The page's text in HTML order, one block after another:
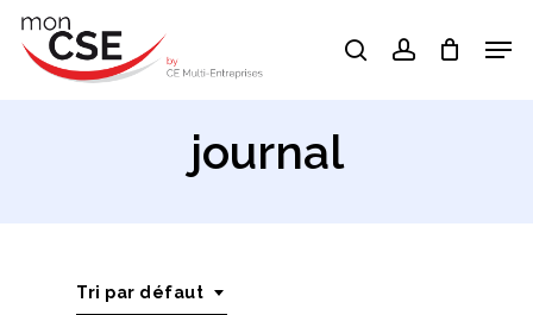
Skip
searchaccount
journal
Tri par défaut